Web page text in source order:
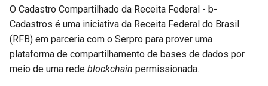
l
i
a
Cadastro de Atividade
Econômica Pessoa Física
Simples Nacional
O Cadastro Compartilhado da Receita Federal - b-
Cadastros é uma iniciativa da Receita Federal do Brasil
(RFB) em parceria com o Serpro para prover uma
plataforma de compartilhamento de bases de dados por
meio de uma rede blockchain permissionada.